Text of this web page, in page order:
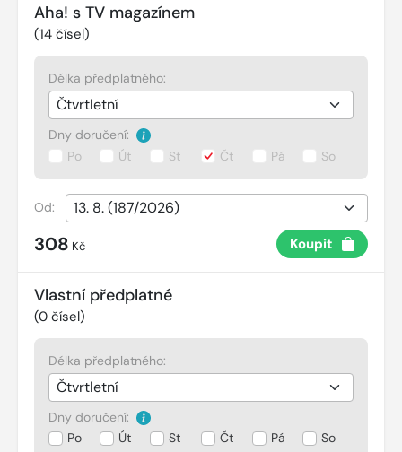
Aha! s TV magazínem
(14 čísel)
Délka předplatného:
Dny doručení:
Po
Út St Čt Pá So
Od:
308 Kč Koupit
Vlastní předplatné
(0 čísel)
Délka předplatného:
Dny doručení:
Po
Út St Čt Pá So